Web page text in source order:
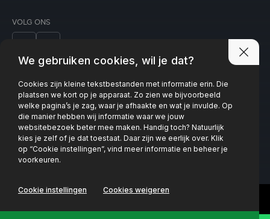
VOLG ONS
Privacy policy
We gebruiken cookies, wil je dat?
Cookies zijn kleine tekstbestanden met informatie erin. Die
plaatsen we kort op je apparaat. Zo zien we bijvoorbeeld
welke pagina’s je zag, waar je afhaakte en wat je invulde. Op
die manier hebben wij informatie waar we jouw
websitebezoek beter mee maken. Handig toch? Natuurlijk
kies je zelf of je dat toestaat. Daar zijn we eerlijk over. Klik
op “Cookie instellingen”, vind meer informatie en beheer je
voorkeuren.
Cookie instellingen Cookies weigeren